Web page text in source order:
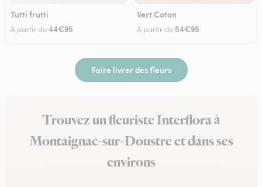
Tutti frutti
À partir de44€95
Vert Coton
À partir de 54€95
Faire livrer des fleurs
Trouvez un fleuriste Interflora à
Montaignac-sur-Doustre et dans ses
environs